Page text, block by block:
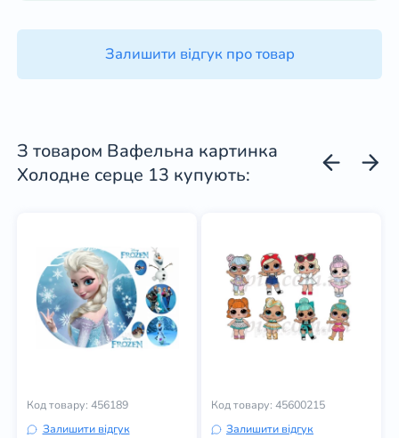
Залишити відгук про товар
З товаром Вафельна картинка
Холодне серце 13 купують:
Код товару: 456189
Залишити відгук
Код товару: 45600215
Залишити відгук